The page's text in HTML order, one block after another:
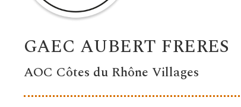
GAEC AUBERT FRERES
AOC Côtes du Rhône Villages